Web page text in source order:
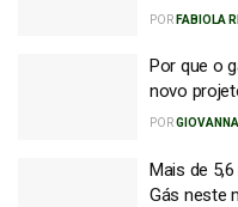
POR FABIOLA
Por que o
novo
POR
Mais de
Gás neste